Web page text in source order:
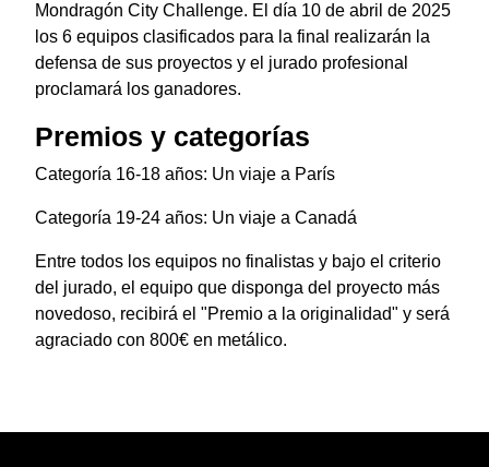
Mondragón City Challenge. El día 10 de abril de 2025
los 6 equipos clasificados para la final realizarán la
defensa de sus proyectos y el jurado profesional
proclamará los ganadores.
Premios y categorías
Categoría 16-18 años: Un viaje a París
Categoría 19-24 años: Un viaje a Canadá
Entre todos los equipos no finalistas y bajo el criterio
del jurado, el equipo que disponga del proyecto más
novedoso, recibirá el "Premio a la originalidad" y será
agraciado con 800€ en metálico.